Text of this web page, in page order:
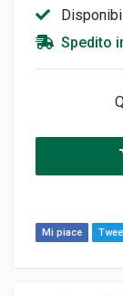
Spedito
Mi piace